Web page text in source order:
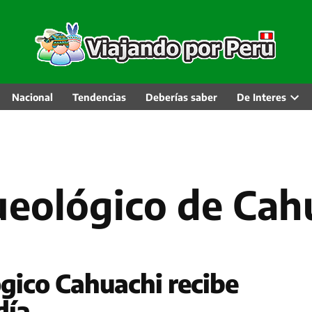
Nacional Tendencias Deberías saber De Interes
de
Cahuachi recibe